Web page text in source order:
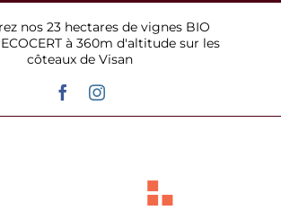
nos 23 hectares de vignes BIO
à 360m d'altitude sur les
côteaux de Visan
FacebookInstagram